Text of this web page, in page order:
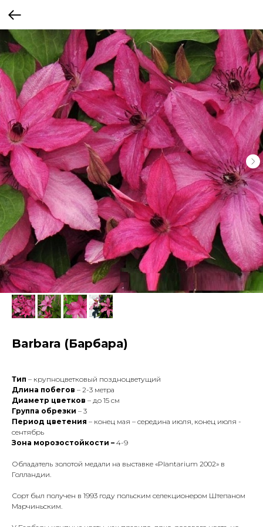
Barbara (Барбара)
Тип – крупноцветковый поздноцветущий
Длина побегов – 2-3 метра
Диаметр цветков – до 15 см
Группа обрезки – 3
Период цветения – конец мая – середина июля, конец июля -
сентябрь
Зона морозостойкости – 4-9
Обладатель золотой медали на выставке «Plantarium 2002» в
Голландии.
Сорт был получен в 1993 году польским селекционером Штепаном
Марчиньским.